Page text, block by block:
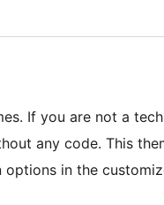
If you are not a
any code. This
in the